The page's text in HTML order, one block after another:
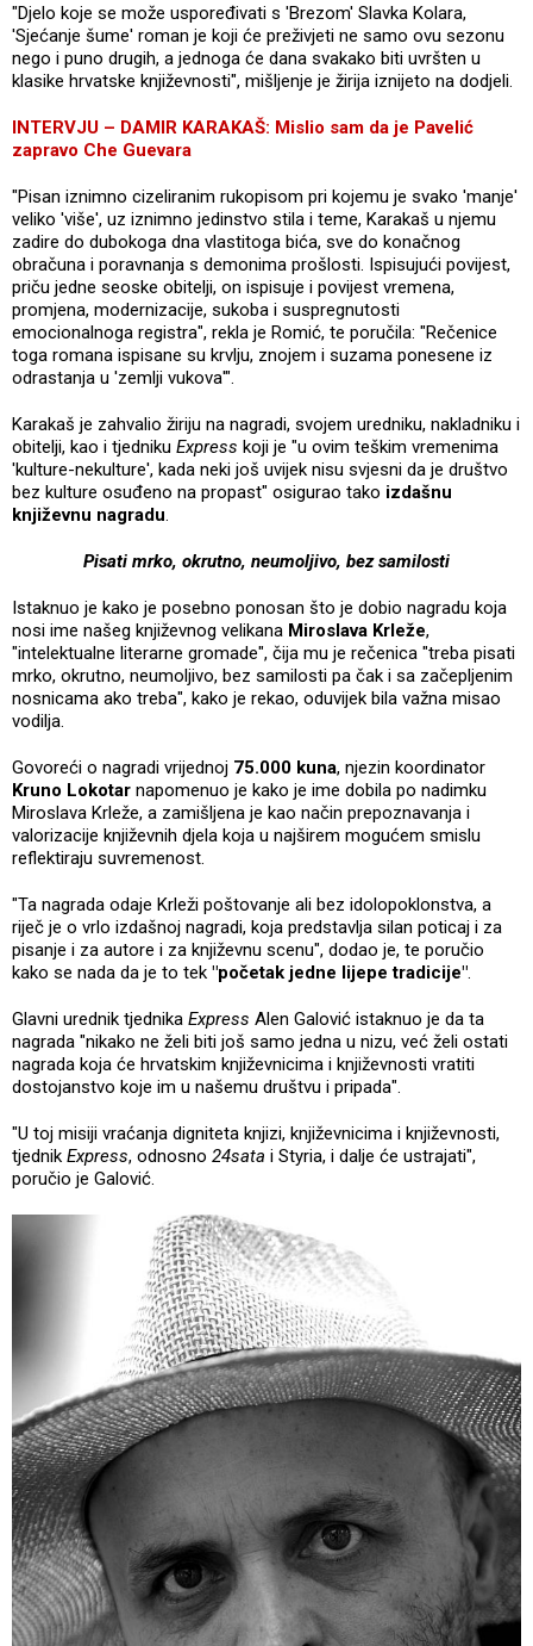
"Djelo koje se može uspoređivati s 'Brezom' Slavka Kolara,
'Sjećanje šume' roman je koji će preživjeti ne samo ovu sezonu
nego i puno drugih, a jednoga će dana svakako biti uvršten u
klasike hrvatske književnosti", mišljenje je žirija iznijeto na dodjeli.
INTERVJU – DAMIR KARAKAŠ: Mislio sam da je Pavelić
zapravo Che Guevara
"Pisan iznimno cizeliranim rukopisom pri kojemu je svako 'manje'
veliko 'više', uz iznimno jedinstvo stila i teme, Karakaš u njemu
zadire do dubokoga dna vlastitoga bića, sve do konačnog
obračuna i poravnanja s demonima prošlosti. Ispisujući povijest,
priču jedne seoske obitelji, on ispisuje i povijest vremena,
promjena, modernizacije, sukoba i suspregnutosti
emocionalnoga registra", rekla je Romić, te poručila: "Rečenice
toga romana ispisane su krvlju, znojem i suzama ponesene iz
odrastanja u 'zemlji vukova'".
Karakaš je zahvalio žiriju na nagradi, svojem uredniku, nakladniku i
obitelji, kao i tjedniku Express koji je "u ovim teškim vremenima
'kulture-nekulture', kada neki još uvijek nisu svjesni da je društvo
bez kulture osuđeno na propast" osigurao tako izdašnu
književnu nagradu.
Pisati mrko, okrutno, neumoljivo, bez samilosti
Istaknuo je kako je posebno ponosan što je dobio nagradu koja
nosi ime našeg književnog velikana Miroslava Krleže,
"intelektualne literarne gromade", čija mu je rečenica "treba pisati
mrko, okrutno, neumoljivo, bez samilosti pa čak i sa začepljenim
nosnicama ako treba", kako je rekao, oduvijek bila važna misao
vodilja.
Govoreći o nagradi vrijednoj 75.000 kuna, njezin koordinator
Kruno Lokotar napomenuo je kako je ime dobila po nadimku
Miroslava Krleže, a zamišljena je kao način prepoznavanja i
valorizacije književnih djela koja u najširem mogućem smislu
reflektiraju suvremenost.
"Ta nagrada odaje Krleži poštovanje ali bez idolopoklonstva, a
riječ je o vrlo izdašnoj nagradi, koja predstavlja silan poticaj i za
pisanje i za autore i za književnu scenu", dodao je, te poručio
kako se nada da je to tek "početak jedne lijepe tradicije".
Glavni urednik tjednika Express Alen Galović istaknuo je da ta
nagrada "nikako ne želi biti još samo jedna u nizu, već želi ostati
nagrada koja će hrvatskim književnicima i književnosti vratiti
dostojanstvo koje im u našemu društvu i pripada".
"U toj misiji vraćanja digniteta knjizi, književnicima i književnosti,
tjednik Express, odnosno 24sata i Styria, i dalje će ustrajati",
poručio je Galović.